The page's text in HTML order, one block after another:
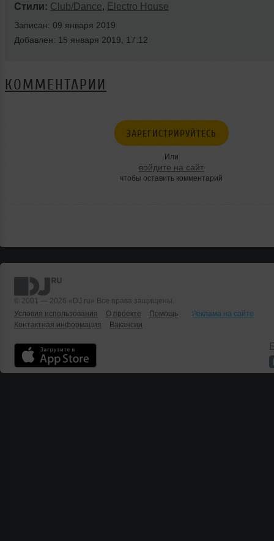
Стили: Club/Dance, Electro House
Записан: 09 января 2019
Добавлен: 15 января 2019, 17:12
КОММЕНТАРИИ
ЗАРЕГИСТРИРУЙТЕСЬ
Или
войдите на сайт
чтобы оставить комментарий
© 2001 — 2026 «DJ.ru» Все права защищены.
Условия использования
О проекте Помощь
Реклама на сайте
Контактная информация
Вакансии